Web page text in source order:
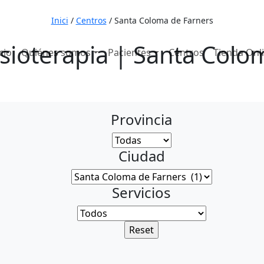
Quiénes somos Pacientes Centros Tienda
Inici / Centros / Santa Coloma de Farners
| Santa
Provincia
Ciudad
Servicios